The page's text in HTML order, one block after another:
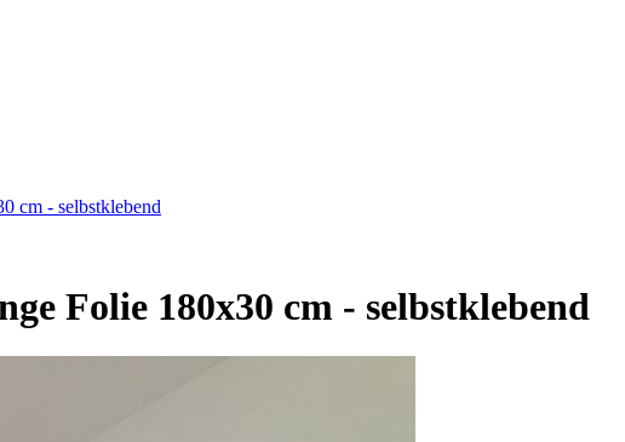
cm - selbstklebend
Folie 180x30 cm - selbstklebend